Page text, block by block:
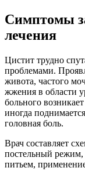
Симптомы
лечения
Цистит трудно
проблемами.
живота, частого
жжения в области
больного
иногда
головная боль.
Врач составляет
постельный
питьем,